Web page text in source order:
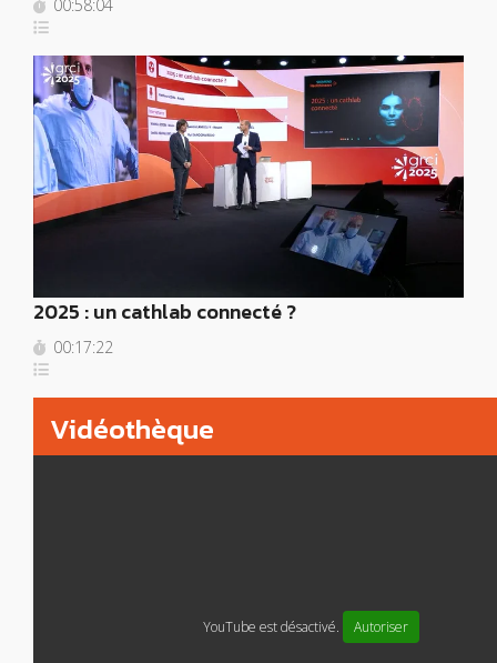
00:58:04
2025 : un cathlab connecté ?
00:17:22
Vidéothèque
YouTube est désactivé. Autoriser